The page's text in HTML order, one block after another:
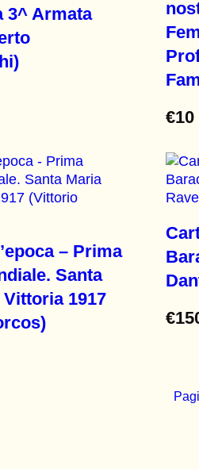
3^ Armata
€10
– Prima
Santa
1917
€